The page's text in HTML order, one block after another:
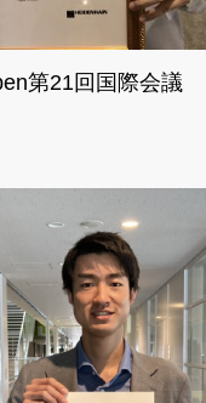
第21回国際会議